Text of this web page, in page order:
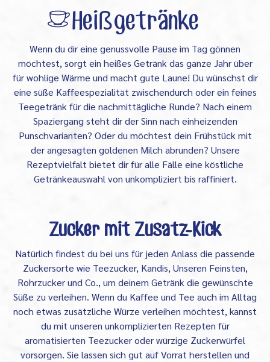
Heißgetränke
Wenn du dir eine genussvolle Pause im Tag gönnen
möchtest, sorgt ein heißes Getränk das ganze Jahr über
für wohlige Wärme und macht gute Laune! Du wünschst dir
eine süße Kaffeespezialität zwischendurch oder ein feines
Teegetränk für die nachmittägliche Runde? Nach einem
Spaziergang steht dir der Sinn nach einheizenden
Punschvarianten? Oder du möchtest dein Frühstück mit
der angesagten goldenen Milch abrunden? Unsere
Rezeptvielfalt bietet dir für alle Fälle eine köstliche
Getränkeauswahl von unkompliziert bis raffiniert.
Zucker mit Zusatz-Kick
Natürlich findest du bei uns für jeden Anlass die passende
Zuckersorte wie Teezucker, Kandis, Unseren Feinsten,
Rohrzucker und Co., um deinem Getränk die gewünschte
Süße zu verleihen. Wenn du Kaffee und Tee auch im Alltag
noch etwas zusätzliche Würze verleihen möchtest, kannst
du mit unseren unkomplizierten Rezepten für
aromatisierten Teezucker oder würzige Zuckerwürfel
vorsorgen. Sie lassen sich gut auf Vorrat herstellen und